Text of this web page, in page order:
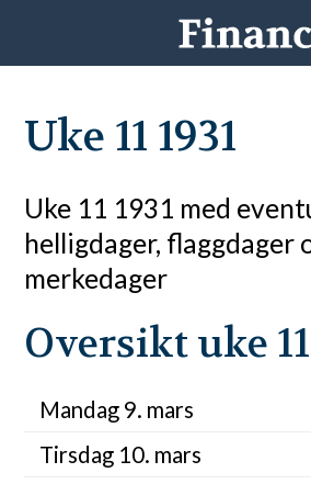
Uke 11 1931
Uke 11 1931 med
helligdager, flaggdager
merkedager
Oversikt uke 11
Mandag 9. mars
Tirsdag 10. mars